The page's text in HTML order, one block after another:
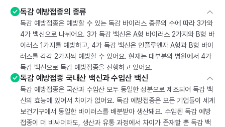
독감 예방접종의 종류
독감 예방접종은 예방할 수 있는 독감 바이러스 종류의 수에 따라 3가와
4가 백신으로 나뉘어요. 3가 독감 백신은 A형 바이러스 2가지와 B형 바
이러스 1가지를 예방하고, 4가 독감 백신은 인플루엔자 A형과 B형 바이
러스를 각각 2가지씩 예방할 수 있어요. 현재는 대부분의 병원에서 4가
독감 백신으로 독감 예방접종을 진행하고 있어요.
독감 예방접종 국내산 백신과 수입산 백신
독감 예방접종은 국산과 수입산 모두 동일한 성분으로 제조되어 독감 백
신의 효능에 있어서 차이가 없어요. 독감 예방접종은 모든 기업들이 세계
보건기구에서 동일한 바이러스를 배분받아 생산돼요. 수입된 독감 예방
접종이 더 비싸더라도, 생산과 유통 과정에서 차이가 존재할 뿐 독감 백